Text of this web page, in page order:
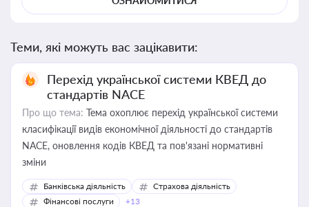
Теми, які можуть вас зацікавити:
Перехід української системи КВЕД до
стандартів NACE
Про що тема: Тема охоплює перехід української системи
класифікації видів економічної діяльності до стандартів
NACE, оновлення кодів КВЕД та пов'язані нормативні
зміни
Банківська діяльність
Страхова діяльність
Фінансові послуги
+13